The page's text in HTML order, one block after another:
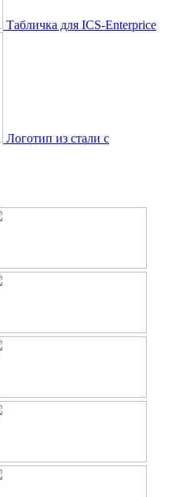
Табличка для ICS-Enterprice
Логотип из стали с